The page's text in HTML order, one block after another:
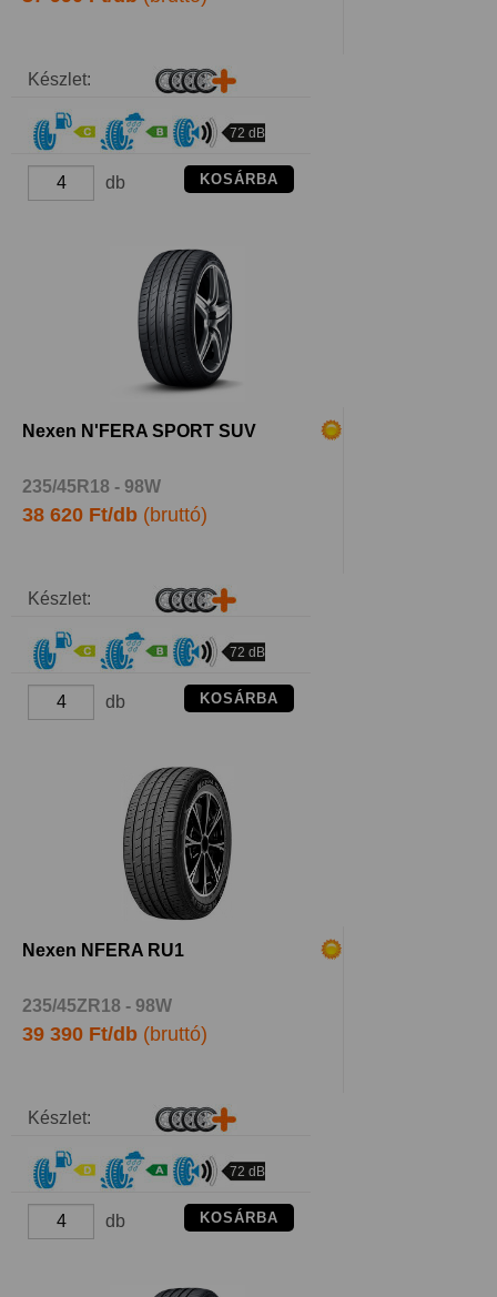
Készlet:
72 dB
db KOSÁRBA
Nexen N'FERA SPORT SUV
235/45R18 - 98W
38 620 Ft/db (bruttó)
Készlet:
72 dB
db KOSÁRBA
Nexen NFERA RU1
235/45ZR18 - 98W
39 390 Ft/db (bruttó)
Készlet:
72 dB
db KOSÁRBA